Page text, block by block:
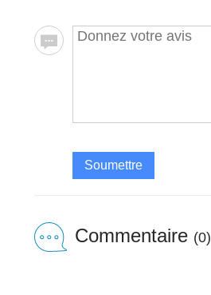
Soumettre
Commentaire (0)